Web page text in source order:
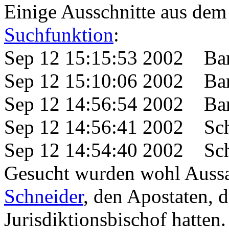
Einige Ausschnitte aus
Suchfunktion:
Sep 12 15:15:53 2002
Sep 12 15:10:06 2002
Sep 12 14:56:54 2002
Sep 12 14:56:41 2002
Sep 12 14:54:40 2002
Gesucht wurden wohl
Schneider, den Apostaten,
Jurisdiktionsbischof hatten.